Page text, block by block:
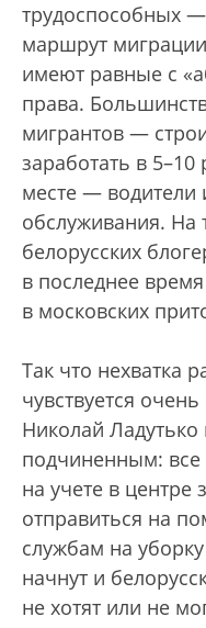
трудоспособных
маршрут
имеют равные с
права.
мигрантов —
заработать в
месте — водители
обслуживания. На
белорусских
в последнее
в московских
Так что нехватка
чувствуется
Николай
подчиненным: все
на учете в центре
отправиться на
службам на
начнут и
не хотят или не